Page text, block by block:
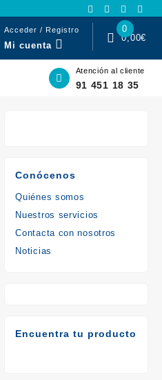
Acceder / Registro
Mi cuenta
0
0,00€
Atención al cliente
91 451 18 35
Conócenos
Quiénes somos
Nuestros servicios
Contacta con nosotros
Noticias
Encuentra tu producto